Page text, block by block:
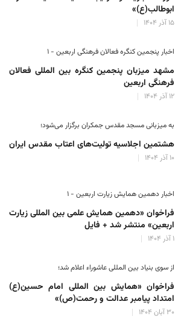
ابوطالب(ع)»
۱۵ آذر ۱۴۰۴
اخبار پنجمین کنگره فعالان فرهنگی اربعین - ۱
مشهد میزبان پنجمین کنگره بین المللی فعالان
فرهنگی اربعین
۱۲ آذر ۱۴۰۴
به میزبانی مسجد مقدس جمکران برگزار می‌شود؛
هشتمین اجلاسیه تولیت‌های اعتاب مقدس ایران
۱۰ آذر ۱۴۰۴
اخبار دهمین همایش زیارت اربعین - ۱
فراخوان «دهمین همایش علمی بین المللی زیارت
اربعین» منتشر شد + فایل
۱ آذر ۱۴۰۴
از سوی بنیاد بین المللی عاشوراء اعلام شد؛
فراخوان «همایش بین المللی امام حسین(ع)
امتداد پیامبر عدالت و رحمت(ص)»
۳۰ آبان ۱۴۰۴